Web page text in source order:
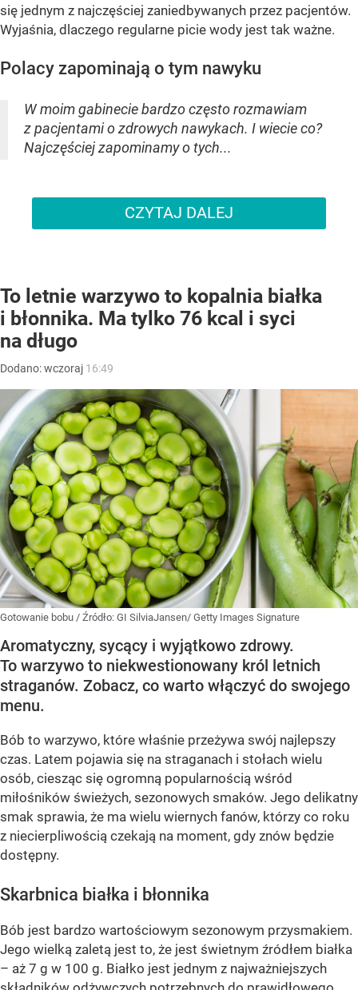
się jednym z najczęściej zaniedbywanych przez pacjentów.
Wyjaśnia, dlaczego regularne picie wody jest tak ważne.
Polacy zapominają o tym nawyku
W moim gabinecie bardzo często rozmawiam
z pacjentami o zdrowych nawykach. I wiecie co?
Najczęściej zapominamy o tych...
CZYTAJ DALEJ
To letnie warzywo to kopalnia białka
i błonnika. Ma tylko 76 kcal i syci
na długo
Dodano:wczoraj 16:49
Gotowanie bobu / Źródło: GI SilviaJansen/ Getty Images Signature
Aromatyczny, sycący i wyjątkowo zdrowy.
To warzywo to niekwestionowany król letnich
straganów. Zobacz, co warto włączyć do swojego
menu.
Bób to warzywo, które właśnie przeżywa swój najlepszy
czas. Latem pojawia się na straganach i stołach wielu
osób, ciesząc się ogromną popularnością wśród
miłośników świeżych, sezonowych smaków. Jego delikatny
smak sprawia, że ma wielu wiernych fanów, którzy co roku
z niecierpliwością czekają na moment, gdy znów będzie
dostępny.
Skarbnica białka i błonnika
Bób jest bardzo wartościowym sezonowym przysmakiem.
Jego wielką zaletą jest to, że jest świetnym źródłem białka
– aż 7 g w 100 g. Białko jest jednym z najważniejszych